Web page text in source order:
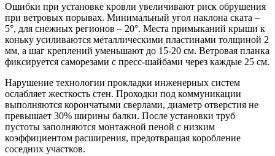
Ошибки при установке кровли увеличивают риск обрушения
при ветровых порывах. Минимальный угол наклона ската –
5°, для снежных регионов – 20°. Места примыканий крыши к
коньку усиливаются металлическими пластинами толщиной 2
мм, а шаг креплений уменьшают до 15-20 см. Ветровая планка
фиксируется саморезами с пресс-шайбами через каждые 25 см.
Нарушение технологии прокладки инженерных систем
ослабляет жесткость стен. Проходки под коммуникации
выполняются корончатыми сверлами, диаметр отверстия не
превышает 30% ширины балки. После установки труб
пустоты заполняются монтажной пеной с низким
коэффициентом расширения, предотвращая коробление
соседних участков.